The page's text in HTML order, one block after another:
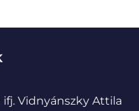
Vidnyánszky Attila